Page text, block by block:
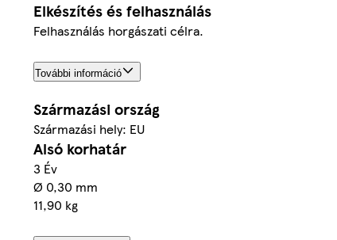
Elkészítés és felhasználás
Felhasználás horgászati célra.
További információ
Származási ország
Származási hely: EU
Alsó korhatár
3 Év
Ø 0,30 mm
11,90 kg